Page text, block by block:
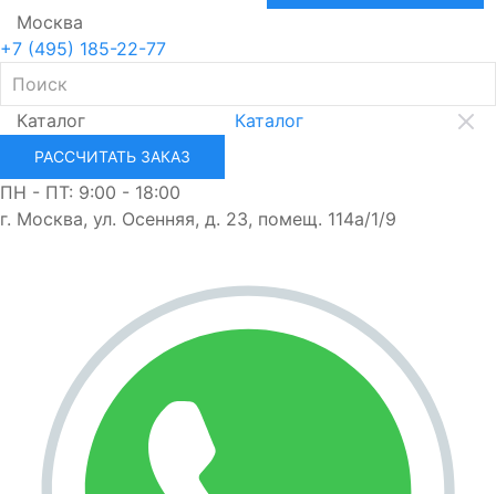
Москва
+7 (495) 185-22-77
Каталог Каталог
РАССЧИТАТЬ ЗАКАЗ
ПН - ПТ: 9:00 - 18:00
г. Москва, ул. Осенняя, д. 23, помещ. 114а/1/9